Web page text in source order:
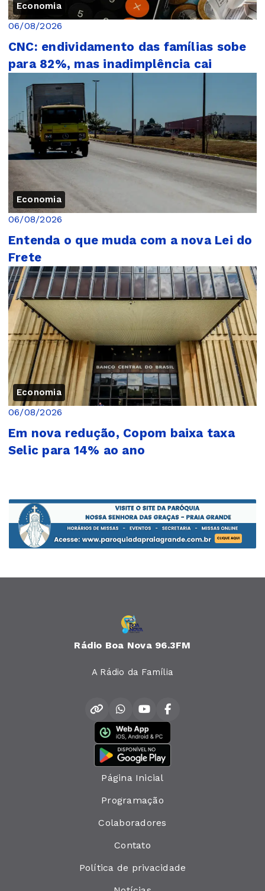
Economia
06/08/2026
CNC: endividamento das famílias sobe
para 82%, mas inadimplência cai
Economia
06/08/2026
Entenda o que muda com a nova Lei do
Frete
Economia
06/08/2026
Em nova redução, Copom baixa taxa
Selic para 14% ao ano
Rádio Boa Nova 96.3FM
A Rádio da Família
Página Inicial
Programação
Colaboradores
Contato
Política de privacidade